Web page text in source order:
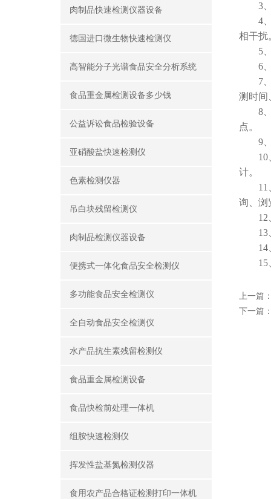
肉制品快速检测仪器设备
德国进口微生物快速检测仪
高智能分子光谱食品安全分析系统
食品重金属检测设备多少钱
公益诉讼食品检验设备
亚硝酸盐快速检测仪
色素检测仪器
吊白块残留检测仪
肉制品检测仪器设备
便携式一体化食品安全检测仪
多功能食品安全检测仪
全自动食品安全检测仪
水产品抗生素残留检测仪
食品重金属检测设备
食品快检前处理一体机
组胺快速检测仪
挥发性盐基氮检测仪器
食用农产品合格证检测打印一体机
3、
4、
相干扰
5、
6、
7、
测时间
8、
点。
9、
10、
计。
11、
询、浏
12、
13、
14、
15、
上一篇
下一篇